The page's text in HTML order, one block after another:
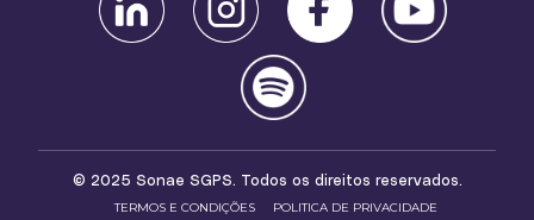
© 2025 Sonae SGPS. Todos os direitos reservados.
TERMOS E CONDIÇÕES
POLITICA DE PRIVACIDADE